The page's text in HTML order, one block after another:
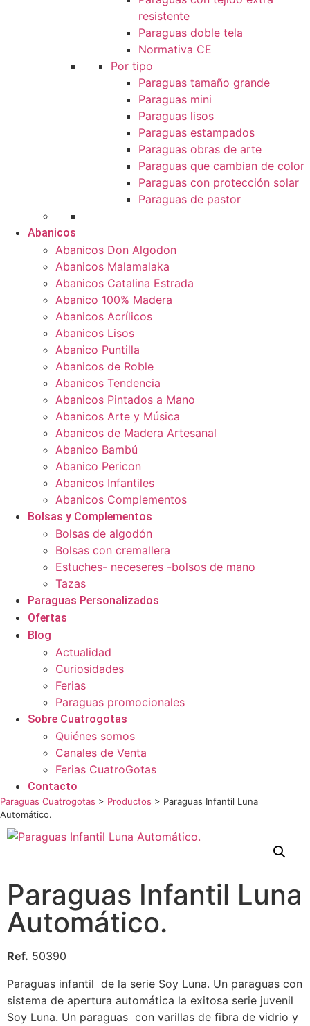
resistente
Paraguas doble tela
Normativa CE
Por tipo
Paraguas tamaño grande
Paraguas mini
Paraguas lisos
Paraguas estampados
Paraguas obras de arte
Paraguas que cambian de color
Paraguas con protección solar
Paraguas de pastor
Abanicos
Abanicos Don Algodon
Abanicos Malamalaka
Abanicos Catalina Estrada
Abanico 100% Madera
Abanicos Acrílicos
Abanicos Lisos
Abanico Puntilla
Abanicos de Roble
Abanicos Tendencia
Abanicos Pintados a Mano
Abanicos Arte y Música
Abanicos de Madera Artesanal
Abanico Bambú
Abanico Pericon
Abanicos Infantiles
Abanicos Complementos
Bolsas y Complementos
Bolsas de algodón
Bolsas con cremallera
Estuches- neceseres -bolsos de mano
Tazas
Paraguas Personalizados
Ofertas
Blog
Actualidad
Curiosidades
Ferias
Paraguas promocionales
Sobre Cuatrogotas
Quiénes somos
Canales de Venta
Ferias CuatroGotas
Contacto
Paraguas Cuatrogotas > Productos > Paraguas Infantil Luna
Automático.
Paraguas Infantil Luna
Automático.
Ref. 50390
Paraguas infantil de la serie Soy Luna. Un paraguas con
sistema de apertura automática la exitosa serie juvenil
Soy Luna. Un paraguas con varillas de fibra de vidrio y